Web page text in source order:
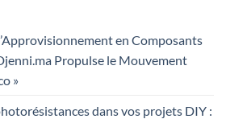
en Composants
Propulse le Mouvement
»
dans vos projets DIY :